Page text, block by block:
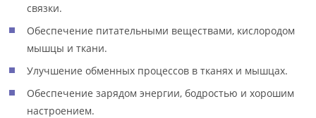
связки.
Обеспечение питательными веществами, кислородом
мышцы и ткани.
Улучшение обменных процессов в тканях и мышцах.
Обеспечение зарядом энергии, бодростью и хорошим
настроением.